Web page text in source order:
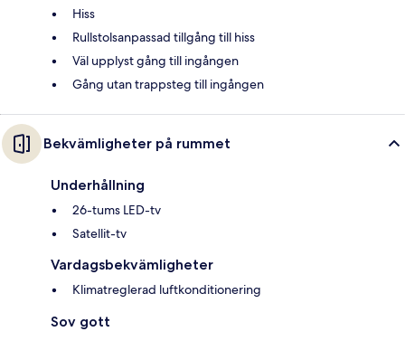
Hiss
Rullstolsanpassad tillgång till hiss
Väl upplyst gång till ingången
Gång utan trappsteg till ingången
Bekvämligheter på rummet
Underhållning
26-tums LED-tv
Satellit-tv
Vardagsbekvämligheter
Klimatreglerad luftkonditionering
Sov gott